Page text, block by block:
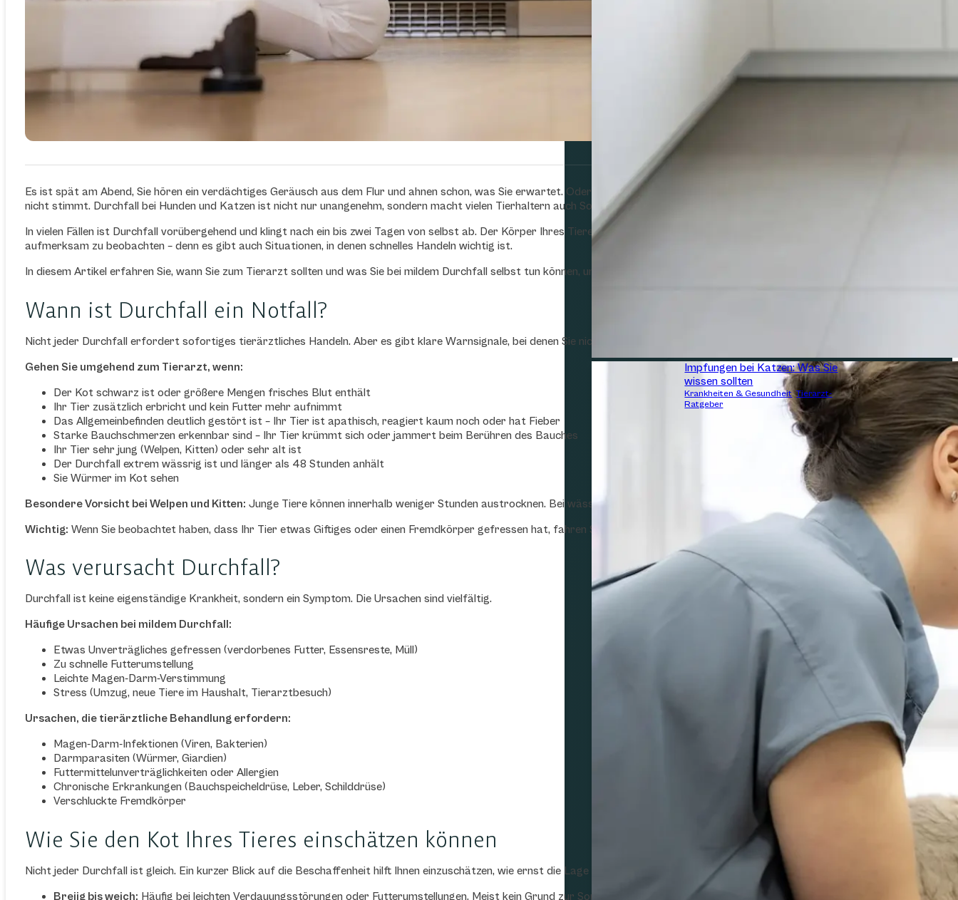
Es ist spät am Abend, Sie hören ein verdächtiges Geräusch aus dem Flur und ahnen schon, was Sie erwartet. Oder Ihre Katze sitzt zum dritten Mal innerhalb einer Stunde auf dem
nicht stimmt. Durchfall bei Hunden und Katzen ist nicht nur unangenehm, sondern macht vielen Tierhaltern auch Sorgen. Ist das jetzt gefährlich? Muss ich sofort zum Tierarzt? Oder kann
In vielen Fällen ist Durchfall vorübergehend und klingt nach ein bis zwei Tagen von selbst ab. Der Körper Ihres Tieres versucht, etwas Unverträgliches oder Unverdauliches loszuwerden.
aufmerksam zu beobachten – denn es gibt auch Situationen, in denen schnelles Handeln wichtig ist.
In diesem Artikel erfahren Sie, wann Sie zum Tierarzt sollten und was Sie bei mildem Durchfall selbst tun können, um Ihrem Tier zu helfen.
Wann ist Durchfall ein Notfall?
Nicht jeder Durchfall erfordert sofortiges tierärztliches Handeln. Aber es gibt klare Warnsignale, bei denen Sie nicht zögern sollten.
Gehen Sie umgehend zum Tierarzt, wenn:
Der Kot schwarz ist oder größere Mengen frisches Blut enthält
Ihr Tier zusätzlich erbricht und kein Futter mehr aufnimmt
Das Allgemeinbefinden deutlich gestört ist – Ihr Tier ist apathisch, reagiert kaum noch oder hat Fieber
Starke Bauchschmerzen erkennbar sind – Ihr Tier krümmt sich oder jammert beim Berühren des Bauches
Ihr Tier sehr jung (Welpen, Kitten) oder sehr alt ist
Der Durchfall extrem wässrig ist und länger als 48 Stunden anhält
Sie Würmer im Kot sehen
Besondere Vorsicht bei Welpen und Kitten: Junge Tiere können innerhalb weniger Stunden austrocknen. Bei wässrigem Durchfall sollten Sie mit Welpen und Kitten sofort zum Tierarzt.
Wichtig: Wenn Sie beobachtet haben, dass Ihr Tier etwas Giftiges oder einen Fremdkörper gefressen hat, fahren Sie ebenfalls direkt in die Praxis.
Was verursacht Durchfall?
Durchfall ist keine eigenständige Krankheit, sondern ein Symptom. Die Ursachen sind vielfältig.
Häufige Ursachen bei mildem Durchfall:
Etwas Unverträgliches gefressen (verdorbenes Futter, Essensreste, Müll)
Zu schnelle Futterumstellung
Leichte Magen-Darm-Verstimmung
Stress (Umzug, neue Tiere im Haushalt, Tierarztbesuch)
Ursachen, die tierärztliche Behandlung erfordern:
Magen-Darm-Infektionen (Viren, Bakterien)
Darmparasiten (Würmer, Giardien)
Futtermittelunverträglichkeiten oder Allergien
Chronische Erkrankungen (Bauchspeicheldrüse, Leber, Schilddrüse)
Verschluckte Fremdkörper
Wie Sie den Kot Ihres Tieres einschätzen können
Nicht jeder Durchfall ist gleich. Ein kurzer Blick auf die Beschaffenheit hilft Ihnen einzuschätzen, wie ernst die Lage ist:
Breiig bis weich: Häufig bei leichten Verdauungsstörungen oder Futterumstellungen. Meist kein Grund zur Sorge, wenn Ihr Tier sonst fit wirkt.
Impfungen bei Katzen: Was Sie
wissen sollten
Krankheiten & Gesundheit,Tierarzt-
Ratgeber